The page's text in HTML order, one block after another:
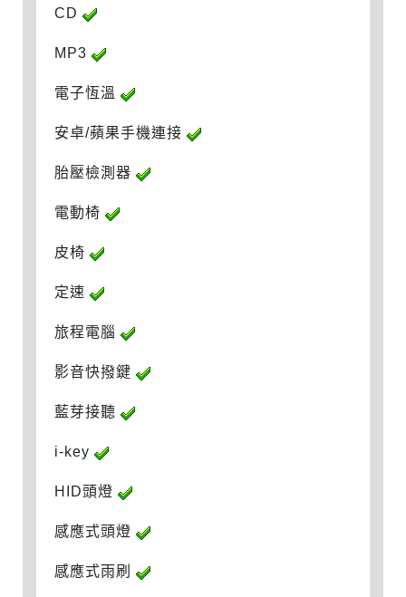
CD
MP3
電子恆溫
安卓/蘋果手機連接
胎壓檢測器
電動椅
皮椅
定速
旅程電腦
影音快撥鍵
藍芽接聽
i-key
HID頭燈
感應式頭燈
感應式雨刷